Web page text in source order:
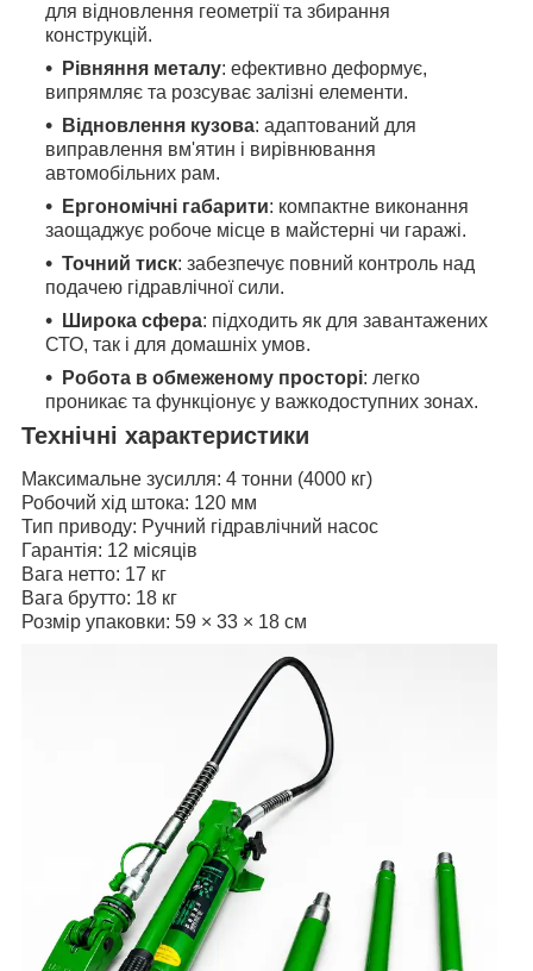
для відновлення геометрії та збирання
конструкцій.
Рівняння металу: ефективно деформує,
випрямляє та розсуває залізні елементи.
Відновлення кузова: адаптований для
виправлення вм'ятин і вирівнювання
автомобільних рам.
Ергономічні габарити: компактне виконання
заощаджує робоче місце в майстерні чи гаражі.
Точний тиск: забезпечує повний контроль над
подачею гідравлічної сили.
Широка сфера: підходить як для завантажених
СТО, так і для домашніх умов.
Робота в обмеженому просторі: легко
проникає та функціонує у важкодоступних зонах.
Технічні характеристики
Максимальне зусилля: 4 тонни (4000 кг)
Робочий хід штока: 120 мм
Тип приводу: Ручний гідравлічний насос
Гарантія: 12 місяців
Вага нетто: 17 кг
Вага брутто: 18 кг
Розмір упаковки: 59 × 33 × 18 см